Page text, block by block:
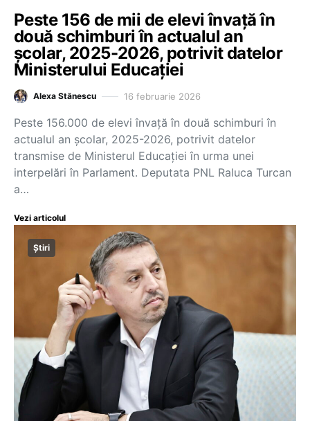
Peste 156 de mii de elevi învață în
două schimburi în actualul an
școlar, 2025-2026, potrivit datelor
Ministerului Educației
Alexa Stănescu 16 februarie 2026
Peste 156.000 de elevi învață în două schimburi în
actualul an școlar, 2025-2026, potrivit datelor
transmise de Ministerul Educației în urma unei
interpelări în Parlament. Deputata PNL Raluca Turcan
a…
Vezi articolul
Știri